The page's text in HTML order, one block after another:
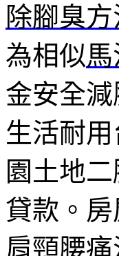
除腳臭方
為相似
金安全減
生活耐
園土地
貸款。
肩頸腰